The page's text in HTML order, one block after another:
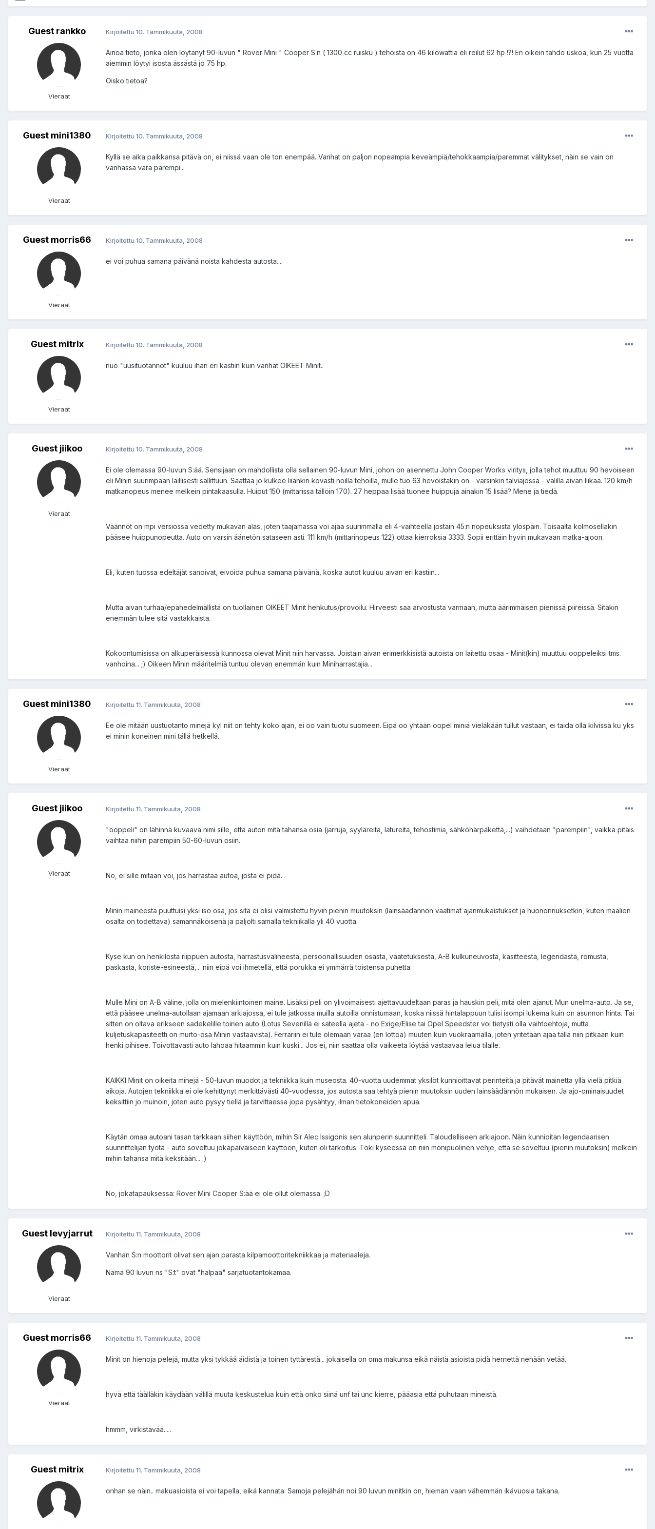
Guest rankko
Vieraat
Kirjoitettu 10. Tammikuuta, 2008
Ainoa tieto, jonka olen löytänyt 90-luvun " Rover Mini " Cooper S:n ( 1300 cc ruisku ) tehoista on 46 kilowattia eli reilut 62 hp !?! En oikein tahdo uskoa, kun 25 vuotta
aiemmin löytyi isosta ässästä jo 75 hp.
Oisko tietoa?
Guest mini1380
Vieraat
Kirjoitettu 10. Tammikuuta, 2008
Kyllä se aika paikkansa pitävä on, ei niissä vaan ole ton enempää. Vanhat on paljon nopeampia keveämpiä/tehokkaampia/paremmat välitykset, näin se vain on
vanhassa vara parempi...
Guest morris66
Vieraat
Kirjoitettu 10. Tammikuuta, 2008
ei voi puhua samana päivänä noista kahdesta autosta....
Guest mitrix
Vieraat
Kirjoitettu 10. Tammikuuta, 2008
nuo "uusituotannot" kuuluu ihan eri kastiin kuin vanhat OIKEET Minit..
Guest jiikoo
Vieraat
Kirjoitettu 10. Tammikuuta, 2008
Ei ole olemassa 90-luvun S:ää. Sensijaan on mahdollista olla sellainen 90-luvun Mini, johon on asennettu John Cooper Works viritys, jolla tehot muuttuu 90 hevoiseen
eli Minin suurimpaan laillisesti sallittuun. Saattaa jo kulkee liiankin kovasti noilla tehoilla, mulle tuo 63 hevoistakin on - varsinkin talviajossa - välillä aivan liikaa. 120 km/h
matkanopeus menee melkein pintakaasulla. Huiput 150 (mittarissa tällöin 170). 27 heppaa lisää tuonee huippuja ainakin 15 lisää? Mene ja tiedä.
Väännöt on mpi versiossa vedetty mukavan alas, joten taajamassa voi ajaa suurimmalla eli 4-vaihteella jostain 45:n nopeuksista ylöspäin. Toisaalta kolmosellakin
pääsee huippunopeutta. Auto on varsin äänetön sataseen asti. 111 km/h (mittarinopeus 122) ottaa kierroksia 3333. Sopii erittäin hyvin mukavaan matka-ajoon.
Eli, kuten tuossa edeltäjät sanoivat, eivoida puhua samana päivänä, koska autot kuuluu aivan eri kastiin...
Mutta aivan turhaa/epähedelmällistä on tuollainen OIKEET Minit hehkutus/provoilu. Hirveesti saa arvostusta varmaan, mutta äärimmäisen pienissä piireissä. Sitäkin
enemmän tulee sitä vastakkaista.
Kokoontumisissa on alkuperäisessä kunnossa olevat Minit niin harvassa. Joistain aivan erimerkkisistä autoista on laitettu osaa - Minit(kin) muuttuu ooppeleiksi tms.
vanhoina... ;) Oikeen Minin määritelmiä tuntuu olevan enemmän kuin Miniharrastajia...
Guest mini1380
Vieraat
Kirjoitettu 11. Tammikuuta, 2008
Ee ole mitään uustuotanto minejä kyl niit on tehty koko ajan, ei oo vain tuotu suomeen. Eipä oo yhtään oopel miniä vieläkään tullut vastaan, ei taida olla kilvissä ku yks
ei minin koneinen mini tällä hetkellä.
Guest jiikoo
Vieraat
Kirjoitettu 11. Tammikuuta, 2008
"ooppeli" on lähinnä kuvaava nimi sille, että auton mitä tahansa osia (jarruja, syyläreitä, latureita, tehostimia, sähköhärpäkettä,...) vaihdetaan "parempiin", vaikka pitäis
vaihtaa niihin parempiin 50-60-luvun osiin.
No, ei sille mitään voi, jos harrastaa autoa, josta ei pidä.
Minin maineesta puuttuisi yksi iso osa, jos sitä ei olisi valmistettu hyvin pienin muutoksin (lainsäädännön vaatimat ajanmukaistukset ja huononnuksetkin, kuten maalien
osalta on todettava) samannäköisenä ja paljolti samalla tekniikalla yli 40 vuotta.
Kyse kun on henkilöstä riippuen autosta, harrastusvälineestä, persoonallisuuden osasta, vaatetuksesta, A-B kulkuneuvosta, käsitteestä, legendasta, romusta,
paskasta, koriste-esineestä,... niin eipä voi ihmetellä, että porukka ei ymmärrä toistensa puhetta.
Mulle Mini on A-B väline, jolla on mielenkiintoinen maine. Lisäksi peli on ylivoimaisesti ajettavuudeltaan paras ja hauskin peli, mitä olen ajanut. Mun unelma-auto. Ja se,
että pääsee unelma-autollaan ajamaan arkiajossa, ei tule jatkossa muilla autoilla onnistumaan, koska niissä hintalappuun tulisi isompi lukema kuin on asunnon hinta. Tai
sitten on oltava erikseen sadekelille toinen auto (Lotus Sevenillä ei sateella ajeta - no Exige/Elise tai Opel Speedster voi tietysti olla vaihtoehtoja, mutta
kuljetuskapasiteetti on murto-osa Minin vastaavista). Ferrariin ei tule olemaan varaa (en lottoa) muuten kuin vuokraamalla, joten yritetään ajaa tällä niin pitkään kuin
henki pihisee. Toivottavasti auto lahoaa hitaammin kuin kuski... Jos ei, niin saattaa olla vaikeeta löytää vastaavaa lelua tilalle.
KAIKKI Minit on oikeita minejä - 50-luvun muodot ja tekniikka kuin museosta. 40-vuotta uudemmat yksilöt kunnioittavat perinteitä ja pitävät mainetta yllä vielä pitkiä
aikoja. Autojen tekniikka ei ole kehittynyt merkittävästi 40-vuodessa, jos autosta saa tehtyä pienin muutoksin uuden lainsäädännön mukaisen. Ja ajo-ominaisuudet
keksittiin jo muinoin, joten auto pysyy tiellä ja tarvittaessa jopa pysähtyy, ilman tietokoneiden apua.
Käytän omaa autoani tasan tarkkaan siihen käyttöön, mihin Sir Alec Issigonis sen alunperin suunnitteli. Taloudelliseen arkiajoon. Näin kunnioitan legendaarisen
suunnittelijan työtä - auto soveltuu jokapäiväiseen käyttöön, kuten oli tarkoitus. Toki kyseessä on niin monipuolinen vehje, että se soveltuu (pienin muutoksin) melkein
mihin tahansa mitä keksitään... :)
No, jokatapauksessa: Rover Mini Cooper S:ää ei ole ollut olemassa. ;D
Guest levyjarrut
Vieraat
Kirjoitettu 11. Tammikuuta, 2008
Vanhan S:n moottorit olivat sen ajan parasta kilpamoottoritekniikkaa ja materiaaleja.
Nämä 90 luvun ns "S:t" ovat "halpaa" sarjatuotantokamaa.
Guest morris66
Vieraat
Kirjoitettu 11. Tammikuuta, 2008
Minit on hienoja pelejä, mutta yksi tykkää äidistä ja toinen tyttärestä... jokaisella on oma makunsa eikä näistä asioista pidä hernettä nenään vetää.
hyvä että täälläkin käydään välillä muuta keskustelua kuin että onko siinä unf tai unc kierre, pääasia että puhutaan mineistä.
hmmm, virkistävää.....
Guest mitrix Kirjoitettu 11. Tammikuuta, 2008
onhan se näin.. makuasioista ei voi tapella, eikä kannata. Samoja pelejähän noi 90 luvun minitkin on, hieman vaan vähemmän ikävuosia takana.